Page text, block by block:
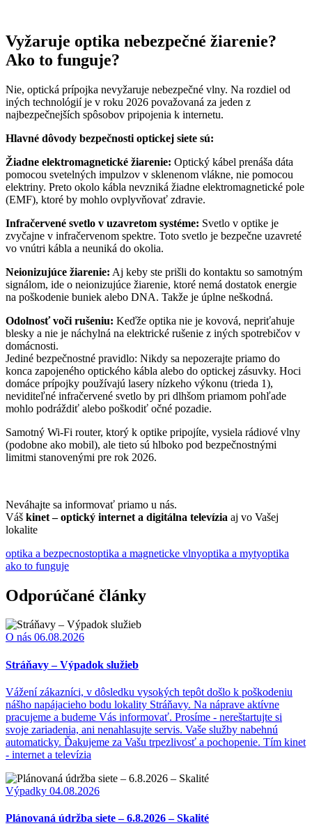
Vyžaruje optika nebezpečné žiarenie?
Ako to funguje?
Nie, optická prípojka nevyžaruje nebezpečné vlny. Na rozdiel od
iných technológií je v roku 2026 považovaná za jeden z
najbezpečnejších spôsobov pripojenia k internetu.
Hlavné dôvody bezpečnosti optickej siete sú:
Žiadne elektromagnetické žiarenie: Optický kábel prenáša dáta
pomocou svetelných impulzov v sklenenom vlákne, nie pomocou
elektriny. Preto okolo kábla nevzniká žiadne elektromagnetické pole
(EMF), ktoré by mohlo ovplyvňovať zdravie.
Infračervené svetlo v uzavretom systéme: Svetlo v optike je
zvyčajne v infračervenom spektre. Toto svetlo je bezpečne uzavreté
vo vnútri kábla a neuniká do okolia.
Neionizujúce žiarenie: Aj keby ste prišli do kontaktu so samotným
signálom, ide o neionizujúce žiarenie, ktoré nemá dostatok energie
na poškodenie buniek alebo DNA. Takže je úplne neškodná.
Odolnosť voči rušeniu: Keďže optika nie je kovová, nepriťahuje
blesky a nie je náchylná na elektrické rušenie z iných spotrebičov v
domácnosti.
Jediné bezpečnostné pravidlo: Nikdy sa nepozerajte priamo do
konca zapojeného optického kábla alebo do optickej zásuvky. Hoci
domáce prípojky používajú lasery nízkeho výkonu (trieda 1),
neviditeľné infračervené svetlo by pri dlhšom priamom pohľade
mohlo podráždiť alebo poškodiť očné pozadie.
Samotný Wi-Fi router, ktorý k optike pripojíte, vysiela rádiové vlny
(podobne ako mobil), ale tieto sú hlboko pod bezpečnostnými
limitmi stanovenými pre rok 2026.
Neváhajte sa informovať priamo u nás.
Váš kinet – optický internet a digitálna televízia aj vo Vašej
lokalite
optika a bezpecnostoptika a magneticke vlnyoptika a mytyoptika
ako to funguje
Odporúčané články
O nás 06.08.2026
Stráňavy – Výpadok služieb
Vážení zákazníci, v dôsledku vysokých tepôt došlo k poškodeniu
nášho napájacieho bodu lokality Stráňavy. Na náprave aktívne
pracujeme a budeme Vás informovať. Prosíme - nereštartujte si
svoje zariadenia, ani nenahlasujte servis. Vaše služby nabehnú
automaticky. Ďakujeme za Vašu trpezlivosť a pochopenie. Tím kinet
- internet a televízia
Výpadky 04.08.2026
Plánovaná údržba siete – 6.8.2026 – Skalité